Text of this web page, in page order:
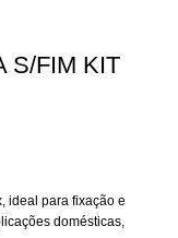
S/FIM KIT
ideal para fixação e
domésticas,